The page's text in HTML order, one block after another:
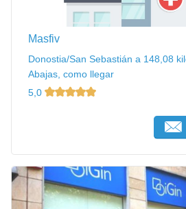
Masfiv
Donostia/San Sebastián a 148,08
Abajas, como llegar
5,0